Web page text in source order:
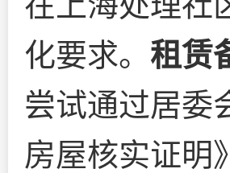
化要求。 租赁
尝试通过居委
房屋核实证明